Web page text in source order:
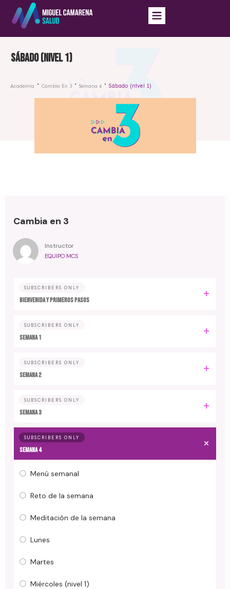
Sábado (nivel 1)
Academia Cambia En 3 Semana 4 Sábado (nivel 1)
Cambia en 3
Instructor
EQUIPO MCS
SUBSCRIBERS ONLY
Bienvenida y primeros pasos
SUBSCRIBERS ONLY
Semana 1
SUBSCRIBERS ONLY
Semana 2
SUBSCRIBERS ONLY
Semana 3
SUBSCRIBERS ONLY
Semana 4
Menú semanal
Reto de la semana
Meditación de la semana
Lunes
Martes
Miércoles (nivel 1)